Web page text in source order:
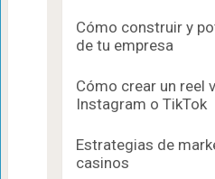
Cómo construir y
de tu empresa
Cómo crear un reel
Instagram o TikTok
Estrategias de
casinos